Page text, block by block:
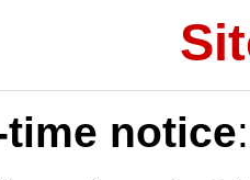
time notice